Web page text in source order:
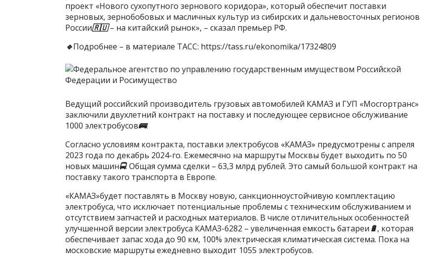
проект «Нового сухопутного зернового коридора», который обеспечит поставки
зерновых, зернобобовых и масличных культур из сибирских и дальневосточных регионов
России🇷🇺– на китайский рынок», – сказал премьер РФ.
🔹Подробнее – в материале ТАСС: https://tass.ru/ekonomika/17324809
Ведущий российский производитель грузовых автомобилей КАМАЗ и ГУП «Мосгортранс»
заключили двухлетний контракт на поставку и последующее сервисное обслуживание
1000 электробусов🚌.
Согласно условиям контракта, поставки электробусов «КАМАЗ» предусмотрены с апреля
2023 года по декабрь 2024-го. Ежемесячно на маршруты Москвы будет выходить по 50
новых машин🚍. Общая сумма сделки – 63,3 млрд рублей. Это самый большой контракт на
поставку такого транспорта в Европе.
«КАМАЗ»будет поставлять в Москву новую, санкционноустойчивую комплектацию
электробуса, что исключает потенциальные проблемы с техническим обслуживанием и
отсутствием запчастей и расходных материалов. В числе отличительных особенностей
улучшенной версии электробуса КАМАЗ-6282 – увеличенная емкость батареи 🔋, которая
обеспечивает запас хода до 90 км, 100% электрическая климатическая система. Пока на
московские маршруты ежедневно выходит 1055 электробусов.